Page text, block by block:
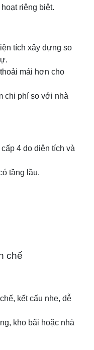
riêng biệt.
tích xây dựng so
mái hơn cho
chi phí so với nhà
4 do diện tích và
tầng lầu.
chế
kết cấu nhẹ, dễ
kho bãi hoặc nhà